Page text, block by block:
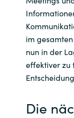
im
nun in der
effektiver zu
Die